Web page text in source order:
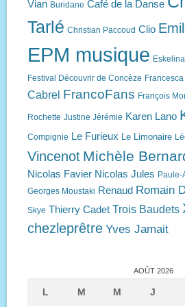
Vian Buridane Café de la Danse
Tarlé Christian Paccoud Clio
EPM musique Eskelina
Festival Découvrir de Concèze
Cabrel FrancoFans François
Rochette Justine Jérémie Karen Lano
Compignie Le Furieux Le Limonaire
Vincenot Michèle
Nicolas Favier Nicolas Jules Paule-
Georges Moustaki Renaud Romain
Skye Thierry Cadet Trois Baudets
chezleprêtre Yves Jamait
AOÛT 2026
L M M J